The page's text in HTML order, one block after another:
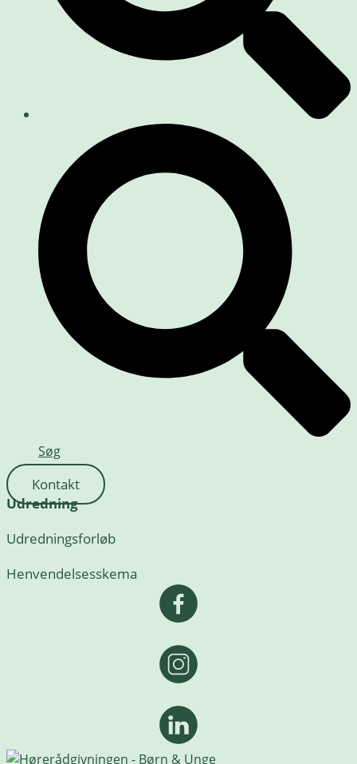
Søg
Kontakt
Udredning
Udredningsforløb
Henvendelsesskema